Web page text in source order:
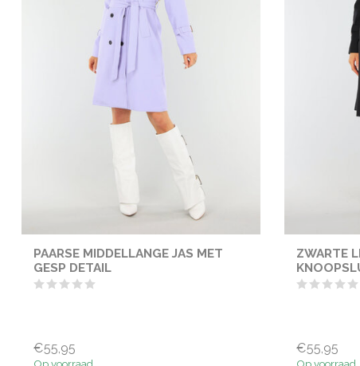
PAARSE MIDDELLANGE JAS MET
GESP DETAIL
€55,95
Op voorraad
ZWARTE
€55,95
Op voorraad